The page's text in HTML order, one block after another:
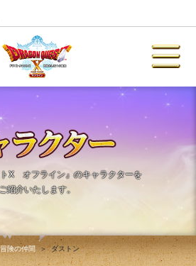
トX オフライン』のキャラクターを
紹介いたします。
冒険の仲間 ダストン